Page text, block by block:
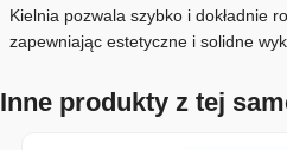
Kielnia pozwala szybko i dokładnie
zapewniając estetyczne i solidne
Inne produkty z tej